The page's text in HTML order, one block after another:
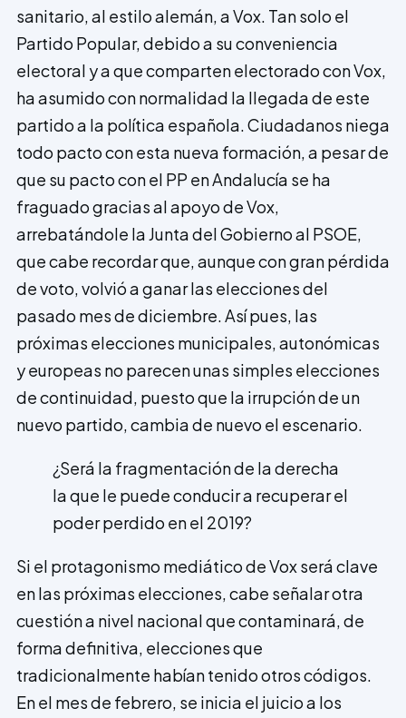
sanitario, al estilo alemán, a Vox. Tan solo el
Partido Popular, debido a su conveniencia
electoral y a que comparten electorado con Vox,
ha asumido con normalidad la llegada de este
partido a la política española. Ciudadanos niega
todo pacto con esta nueva formación, a pesar de
que su pacto con el PP en Andalucía se ha
fraguado gracias al apoyo de Vox,
arrebatándole la Junta del Gobierno al PSOE,
que cabe recordar que, aunque con gran pérdida
de voto, volvió a ganar las elecciones del
pasado mes de diciembre. Así pues, las
próximas elecciones municipales, autonómicas
y europeas no parecen unas simples elecciones
de continuidad, puesto que la irrupción de un
nuevo partido, cambia de nuevo el escenario.
¿Será la fragmentación de la derecha
la que le puede conducir a recuperar el
poder perdido en el 2019?
Si el protagonismo mediático de Vox será clave
en las próximas elecciones, cabe señalar otra
cuestión a nivel nacional que contaminará, de
forma definitiva, elecciones que
tradicionalmente habían tenido otros códigos.
En el mes de febrero, se inicia el juicio a los